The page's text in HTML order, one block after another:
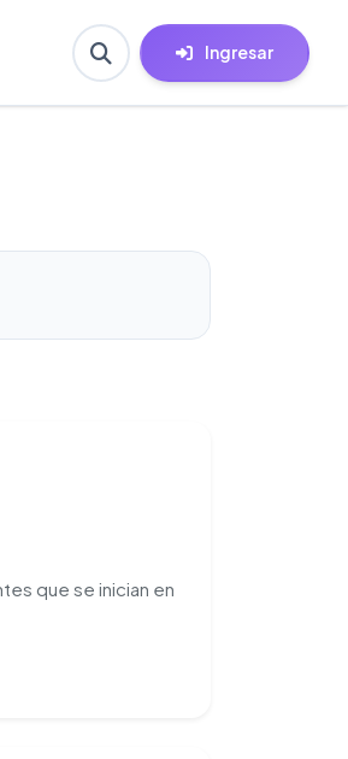
Ingresar
que se inician en